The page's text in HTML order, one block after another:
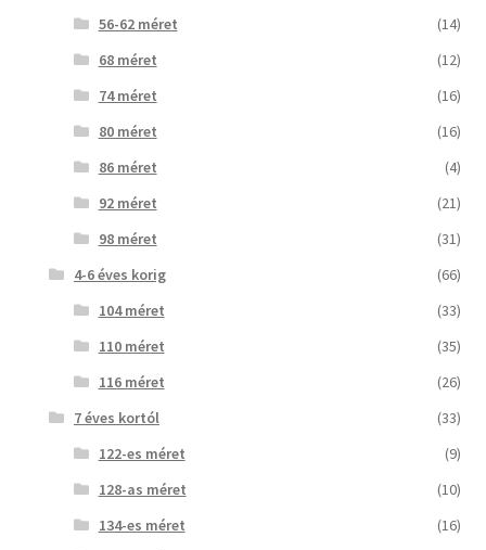
56-62 méret
(14)
68 méret
(12)
74 méret
(16)
80 méret
(16)
86 méret
(4)
92 méret
(21)
98 méret
(31)
4-6 éves korig
(66)
104 méret
(33)
110 méret
(35)
116 méret
(26)
7 éves kortól
(33)
122-es méret
(9)
128-as méret
(10)
134-es méret
(16)